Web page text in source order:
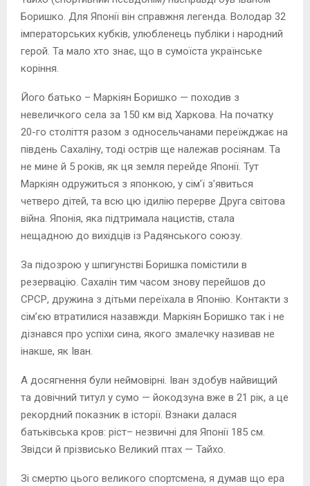
Боришко. Для Японії він справжня легенда. Володар 32
імператорських кубків, улюбленець публіки і народний
герой. Та мало хто знає, що в сумоїста українське
коріння.
Його батько – Маркіян Боришко — походив з
невеличкого села за 150 км від Харкова. На початку
20-го століття разом з односельчанами переїжджає на
південь Сахаліну, тоді острів ще належав росіянам. Та
не мине й 5 років, як ця земля перейде Японії. Тут
Маркіян одружиться з японкою, у сім’ї з’явиться
четверо дітей, та всю цю ідилію перерве Друга світова
війна. Японія, яка підтримала нацистів, стала
нещадною до вихідців із Радянського союзу.
За підозрою у шпигунстві Боришка помістили в
резервацію. Сахалін тим часом знову перейшов до
СРСР, дружина з дітьми переїхала в Японію. Контакти з
сім’єю втратилися назавжди. Маркіян Боришко так і не
дізнався про успіхи сина, якого змалечку називав не
інакше, як Іван.
А досягнення були неймовірні. Іван здобув найвищий
та довічний титул у сумо — йокодзуна вже в 21 рік, а це
рекордний показник в історії. Взнаки далася
батьківська кров: ріст– незвичні для Японії 185 см.
Звідси й прізвисько Великий птах — Тайхо.
Зі смертю цього великого спортсмена, я думав що ера